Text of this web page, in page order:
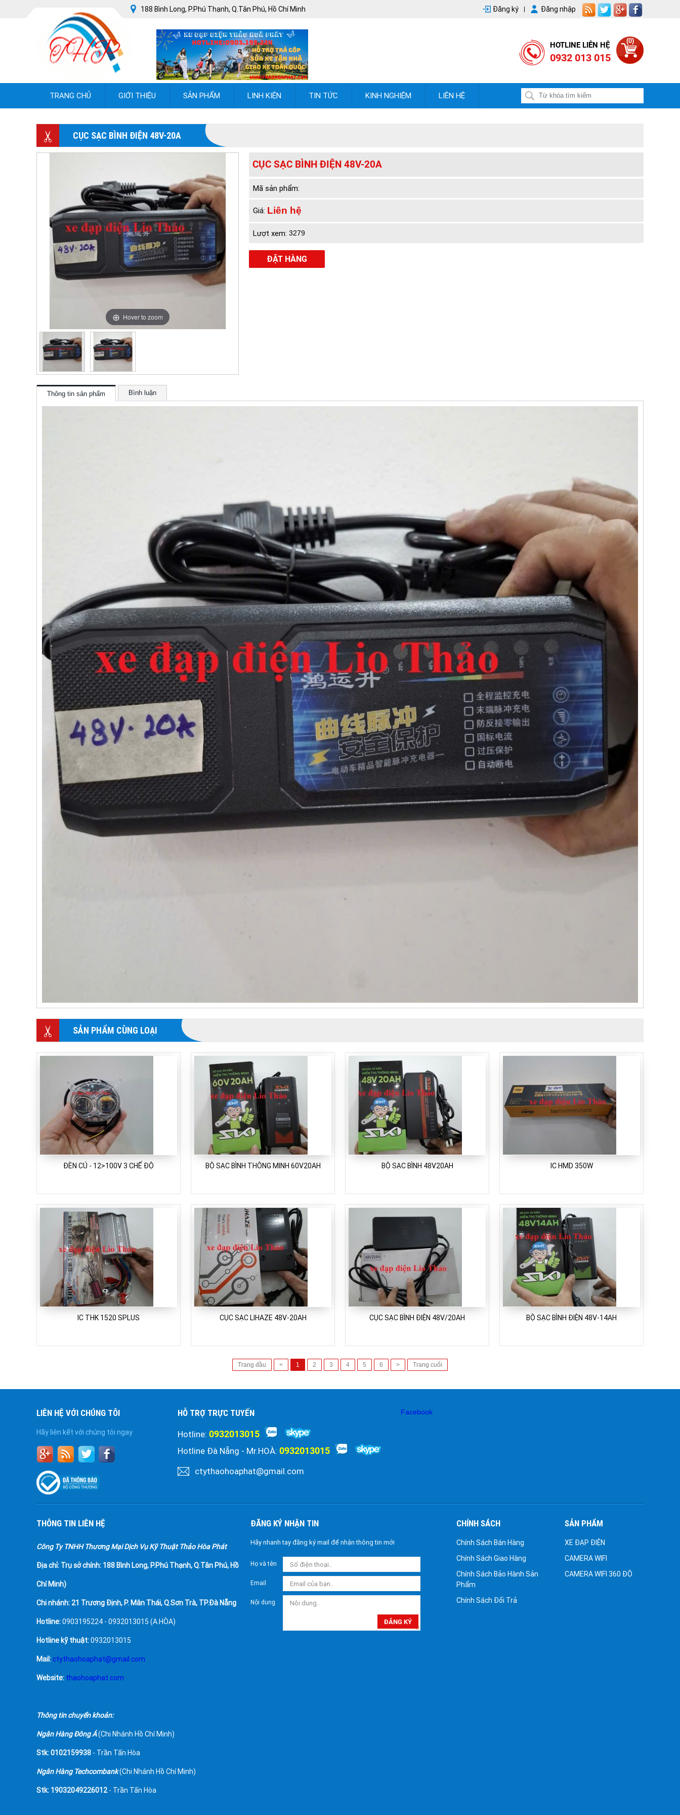
188 Bình Long, P.Phú Thạnh, Q.Tân Phú, Hồ Chí Minh Đăng ký Đăng nhập
HOTLINE LIÊN HỆ
0932 013 015
(0)
TRANG CHỦ GIỚI THIỆU SẢN PHẨM LINH KIỆN TIN TỨC KINH NGHIỆM LIÊN HỆ
CỤC SẠC BÌNH ĐIỆN 48V-20A
Hover to zoom
CỤC SẠC BÌNH ĐIỆN 48V-20A
Mã sản phẩm:
Giá: Liên hệ
Lượt xem: 3279
ĐẶT HÀNG
Thông tin sản phẩm Bình luận
SẢN PHẨM CÙNG LOẠI
ĐÈN CÚ - 12>100V 3 CHẾ ĐỘ BỘ SẠC BÌNH THÔNG MINH 60V20AH BỘ SẠC BÌNH 48V20AH IC HMD 350W
IC THK 1520 SPLUS CỤC SẠC LIHAZE 48V-20AH CỤC SẠC BÌNH ĐIỆN 48V/20AH BỘ SẠC BÌNH ĐIỆN 48V-14AH
Trang đầu < 1 2 3 4 5 6 > Trang cuối
LIÊN HỆ VỚI CHÚNG TÔI
Hãy liên kết với chúng tôi ngay
HỖ TRỢ TRỰC TUYẾN
Hotline: 0932013015
Hotline Đà Nẵng - Mr.HOÀ: 0932013015
ctythaohoaphat@gmail.com
Facebook
THÔNG TIN LIÊN HỆ
Công Ty TNHH Thương Mại Dịch Vụ Kỹ Thuật Thảo Hòa Phát
Địa chỉ: Trụ sở chính: 188 Bình Long, P.Phú Thạnh, Q.Tân Phú, Hồ
Chí Minh)
Chi nhánh: 21 Trương Định, P. Mân Thái, Q.Sơn Trà, TP.Đà Nẵng
Hotline:0903195224 - 0932013015 (A.HÒA)
Hotline kỹ thuật:0932013015
Mail: ctythaohoaphat@gmail.com
Website: thaohoaphat.com
Thông tin chuyển khoản:
Ngân Hàng Đông Á(Chi Nhánh Hồ Chí Minh)
Stk: 0102159938 - Trần Tấn Hòa
Ngân Hàng Techcombank(Chi Nhánh Hồ Chí Minh)
Stk: 19032049226012- Trần Tấn Hòa
ĐĂNG KÝ NHẬN TIN
Hãy nhanh tay đăng ký mail để nhận thông tin mới
Họ và tên
Email
Nội dung
ĐĂNG KÝ
CHÍNH SÁCH
Chính Sách Bán Hàng
Chính Sách Giao Hàng
Chính Sách Bảo Hành Sản
Phẩm
Chính Sách Đổi Trả
SẢN PHẨM
XE ĐẠP ĐIỆN
CAMERA WIFI
CAMERA WIFI 360 ĐỘ